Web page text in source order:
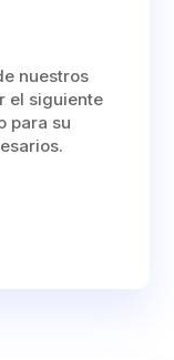
nuestros
el siguiente
para su